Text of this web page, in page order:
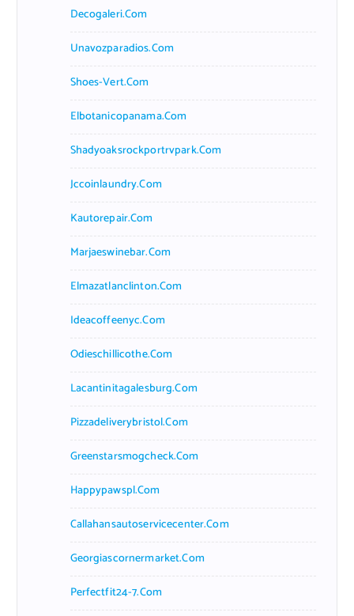
Decogaleri.com
Unavozparadios.com
Shoes-Vert.com
Elbotanicopanama.com
Shadyoaksrockportrvpark.com
Jccoinlaundry.com
Kautorepair.com
Marjaeswinebar.com
Elmazatlanclinton.com
Ideacoffeenyc.com
Odieschillicothe.com
Lacantinitagalesburg.com
Pizzadeliverybristol.com
Greenstarsmogcheck.com
Happypawspl.com
Callahansautoservicecenter.com
Georgiascornermarket.com
Perfectfit24-7.com